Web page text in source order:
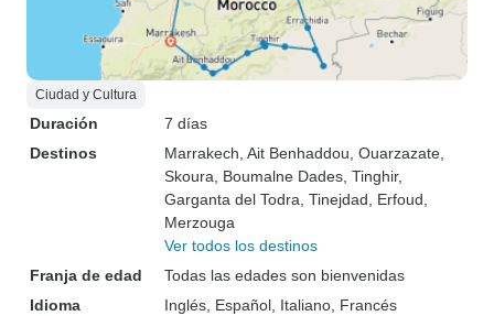
Ciudad y Cultura
Duración
7 días
Destinos
Marrakech , Ait Benhaddou , Ouarzazate
Skoura , Boumalne Dades , Tinghir,
Garganta del Todra , Tinejdad , Erfoud
Merzouga
Ver todos los destinos
Franja de edad
Todas las edades son bienvenidas
Idioma
Inglés, Español, Italiano, Francés